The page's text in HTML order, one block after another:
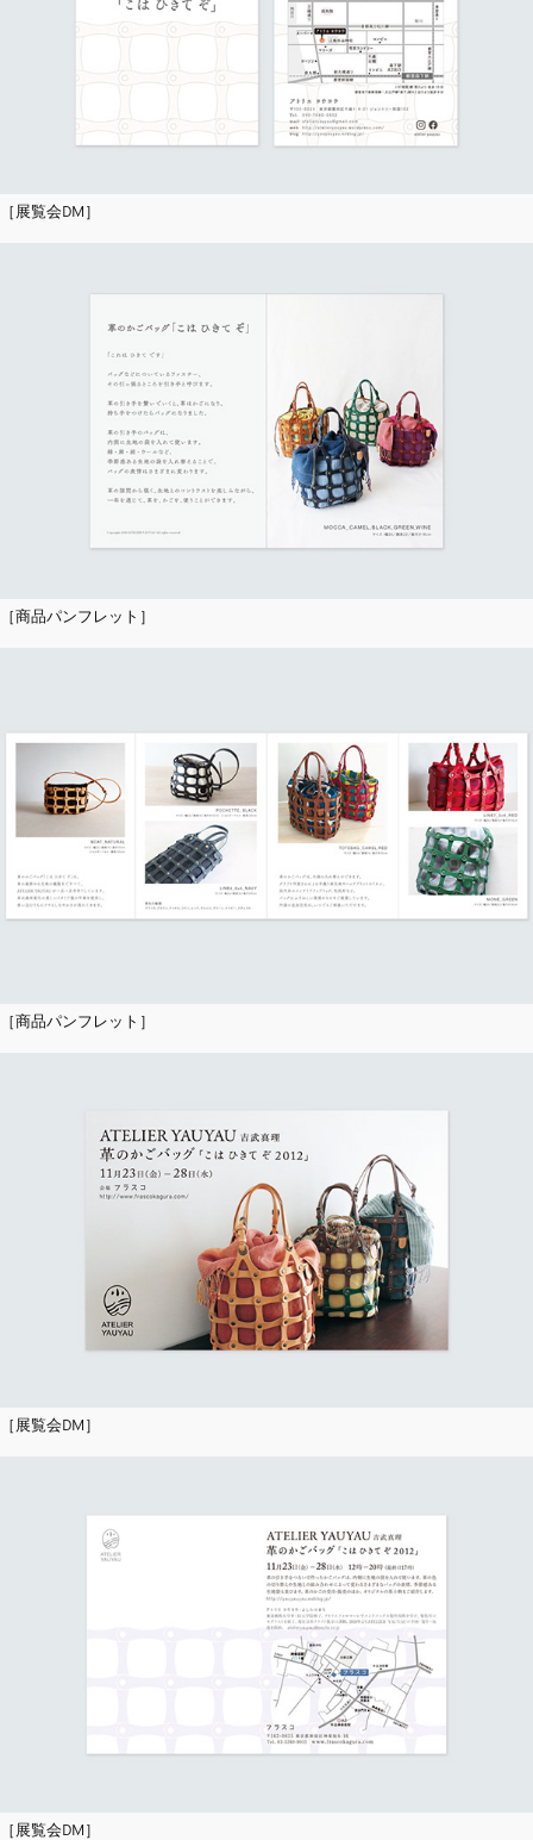
［展覧会DM］
［商品パンフレット］
［商品パンフレット］
［展覧会DM］
［展覧会DM］